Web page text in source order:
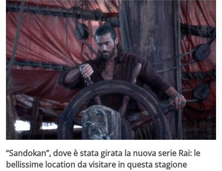
“Sandokan”, dove è stata girata la nuova serie Rai: le
bellissime location da visitare in questa stagione